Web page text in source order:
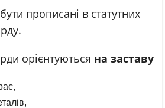
прописані в статутних
орієнтуються на заставу